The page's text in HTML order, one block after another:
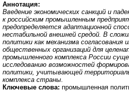
Аннотация:
Введение экономических санкций и
к российским промышленным
предопределяется адаптационной
нестабильной внешней средой. В
политики как механизма
общественных организаций для
промышленного комплекса России
исследованию возможностей
политики, учитывающей
комплекса страны.
Ключевые слова: промышленная